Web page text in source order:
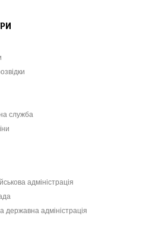
служба
адміністрація
державна адміністрація